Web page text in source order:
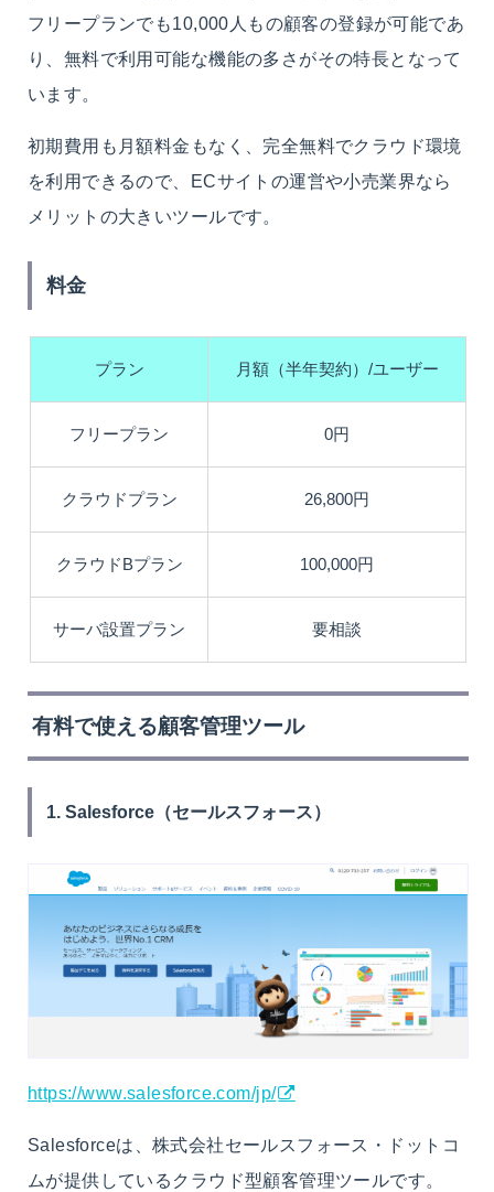
フリープランでも10,000人もの顧客の登録が可能であ
り、無料で利用可能な機能の多さがその特長となって
います。
初期費用も月額料金もなく、完全無料でクラウド環境
を利用できるので、ECサイトの運営や小売業界なら
メリットの大きいツールです。
料金
プラン 月額（半年契約）/ユーザー
フリープラン 0円
クラウドプラン 26,800円
クラウドBプラン 100,000円
サーバ設置プラン 要相談
有料で使える顧客管理ツール
1. Salesforce（セールスフォース）
https://www.salesforce.com/jp/
Salesforceは、株式会社セールスフォース・ドットコ
ムが提供しているクラウド型顧客管理ツールです。